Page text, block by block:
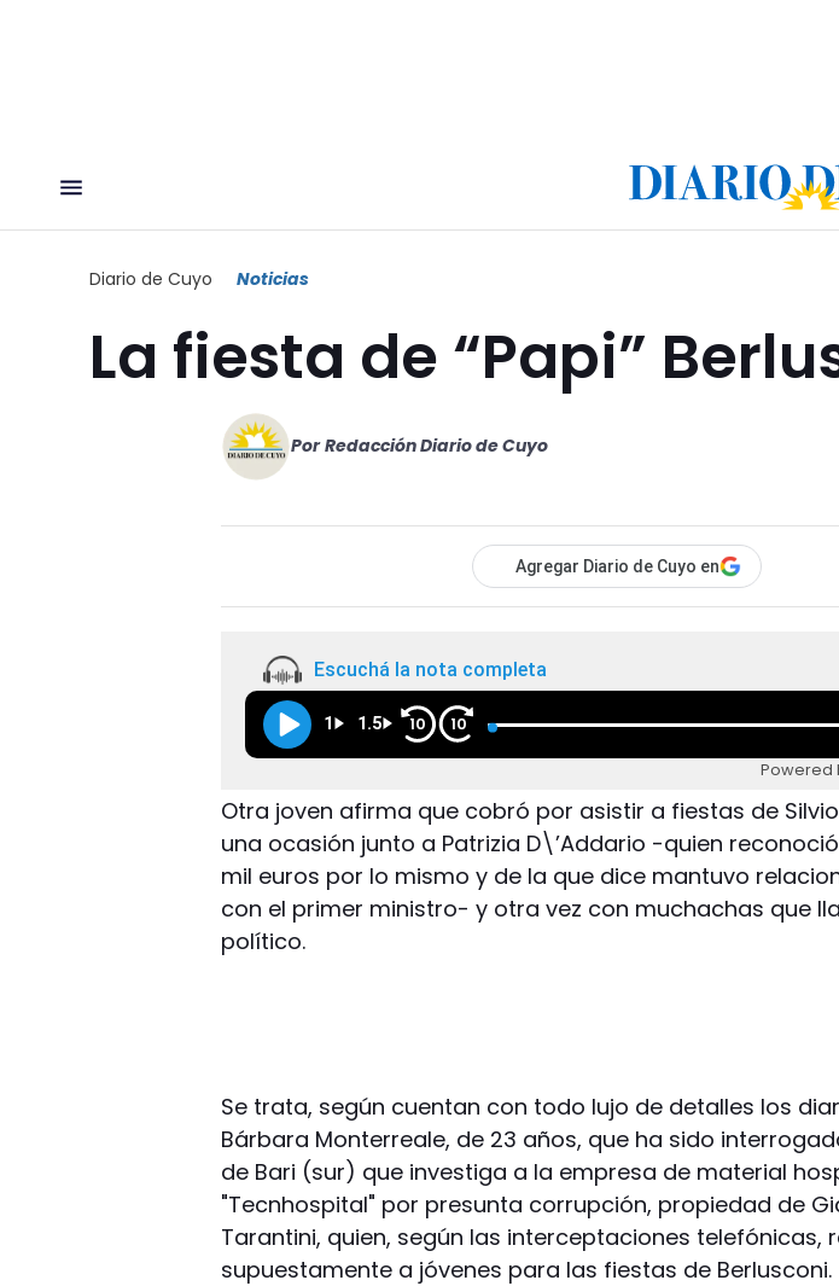
Diario de Cuyo Noticias
La fiesta de “Papi”
Por Redacción Diario de Cuyo
Agregar Diario de Cuyo en
Escuchá la nota completa
1 1.5 10 10
Powered
Otra joven afirma que cobró por asistir a fiestas de
una ocasión junto a Patrizia D\’Addario -quien
mil euros por lo mismo y de la que dice mantuvo
con el primer ministro- y otra vez con muchachas que
político.
Se trata, según cuentan con todo lujo de detalles los
Bárbara Monterreale, de 23 años, que ha sido
de Bari (sur) que investiga a la empresa de material
"Tecnhospital" por presunta corrupción, propiedad de
Tarantini, quien, según las interceptaciones telefónicas,
supuestamente a jóvenes para las fiestas de Berlusconi.